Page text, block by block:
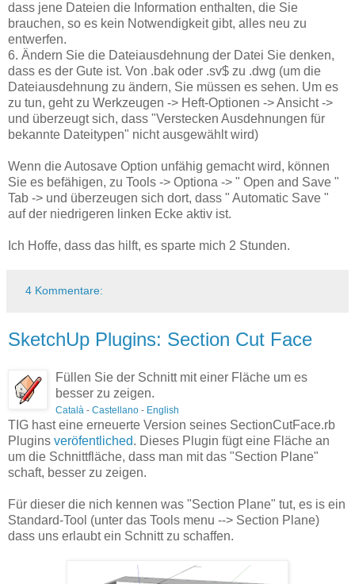
dass jene Dateien die Information enthalten, die Sie
brauchen, so es kein Notwendigkeit gibt, alles neu zu
entwerfen.
6. Ändern Sie die Dateiausdehnung der Datei Sie denken,
dass es der Gute ist. Von .bak oder .sv$ zu .dwg (um die
Dateiausdehnung zu ändern, Sie müssen es sehen. Um es
zu tun, geht zu Werkzeugen -> Heft-Optionen -> Ansicht ->
und überzeugt sich, dass "Verstecken Ausdehnungen für
bekannte Dateitypen" nicht ausgewählt wird)
Wenn die Autosave Option unfähig gemacht wird, können
Sie es befähigen, zu Tools -> Optiona -> " Open and Save "
Tab -> und überzeugen sich dort, dass " Automatic Save "
auf der niedrigeren linken Ecke aktiv ist.
Ich Hoffe, dass das hilft, es sparte mich 2 Stunden.
4 Kommentare:
SketchUp Plugins: Section Cut Face
Füllen Sie der Schnitt mit einer Fläche um es
besser zu zeigen.
Català - Castellano - English
TIG hast eine erneuerte Version seines SectionCutFace.rb
Plugins veröfentliched. Dieses Plugin fügt eine Fläche an
um die Schnittfläche, dass man mit das "Section Plane"
schaft, besser zu zeigen.
Für dieser die nich kennen was "Section Plane" tut, es is ein
Standard-Tool (unter das Tools menu --> Section Plane)
dass uns erlaubt ein Schnitt zu schaffen.